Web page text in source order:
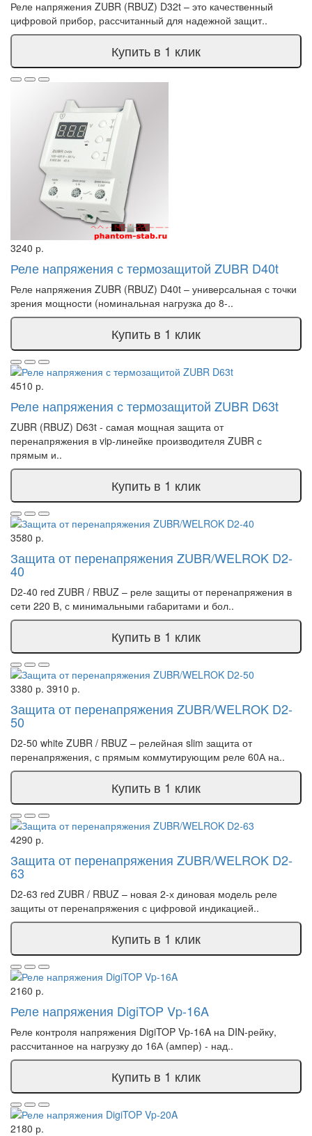
Реле напряжения ZUBR (RBUZ) D32t – это качественный
цифровой прибор, рассчитанный для надежной защит..
Купить в 1 клик
3240 р.
Реле напряжения с термозащитой ZUBR D40t
Реле напряжения ZUBR (RBUZ) D40t – универсальная с точки
зрения мощности (номинальная нагрузка до 8-..
Купить в 1 клик
4510 р.
Реле напряжения с термозащитой ZUBR D63t
ZUBR (RBUZ) D63t - самая мощная защита от
перенапряжения в vip-линейке производителя ZUBR с
прямым и..
Купить в 1 клик
3580 р.
Защита от перенапряжения ZUBR/WELROK D2-
40
D2-40 red ZUBR / RBUZ – реле защиты от перенапряжения в
сети 220 В, с минимальными габаритами и бол..
Купить в 1 клик
3380 р. 3910 р.
Защита от перенапряжения ZUBR/WELROK D2-
50
D2-50 white ZUBR / RBUZ – релейная slim защита от
перенапряжения, с прямым коммутирующим реле 60А на..
Купить в 1 клик
4290 р.
Защита от перенапряжения ZUBR/WELROK D2-
63
D2-63 red ZUBR / RBUZ – новая 2-х диновая модель реле
защиты от перенапряжения с цифровой индикацией..
Купить в 1 клик
2160 р.
Реле напряжения DigiTOP Vp-16A
Реле контроля напряжения DigiTOP Vp-16A на DIN-рейку,
рассчитанное на нагрузку до 16А (ампер) - над..
Купить в 1 клик
2180 р.